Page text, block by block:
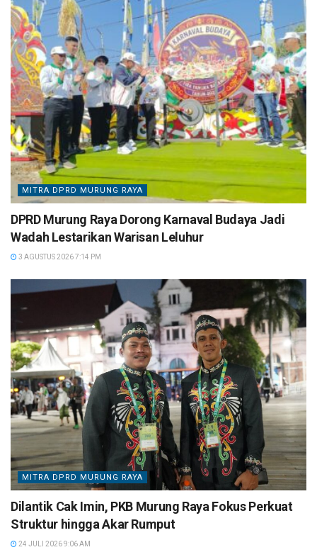
MITRA DPRD MURUNG RAYA
DPRD Murung Raya Dorong Karnaval Budaya Jadi
Wadah Lestarikan Warisan Leluhur
3 AGUSTUS 2026 7:14 PM
MITRA DPRD MURUNG RAYA
Dilantik Cak Imin, PKB Murung Raya Fokus Perkuat
Struktur hingga Akar Rumput
24 JULI 2026 9:06 AM